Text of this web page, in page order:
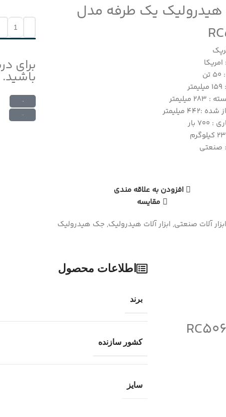
یک طرفه مدل
میلیمتر
:442 میلیمتر
بار
: صنعتی
افزودن به علاقه مندی
مقایسه
ابزار آلات صنعتی, ابزار آلات هیدرولیک, جک هیدرولیک
برای
باشید.
اطلاعات محصول
برند
کشور سازنده
سایز